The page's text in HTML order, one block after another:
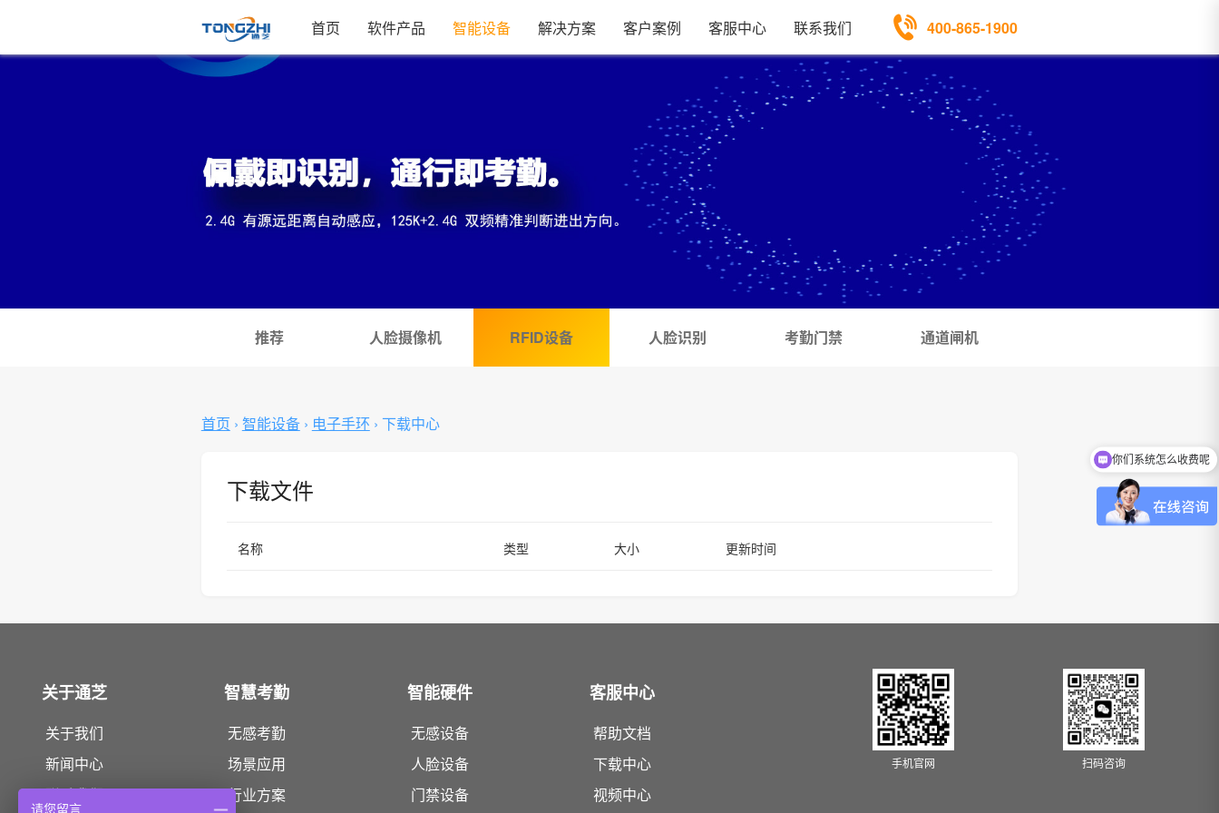
首页 软件产品 智能设备 解决方案 客户案例 客服中心 联系我们 400-865-1900
推荐 人脸摄像机 RFID设备 人脸识别 考勤门禁 通道闸机
首页 › 智能设备› 电子手环 › 下载中心
下载文件
名称 类型 大小 更新时间
关于通芝
关于我们
新闻中心
智慧考勤
无感考勤
场景应用
行业方案
智能硬件
无感设备
人脸设备
门禁设备
客服中心
帮助文档
下载中心
视频中心
手机官网 扫码咨询
你们系统怎么收费呢
请您留言